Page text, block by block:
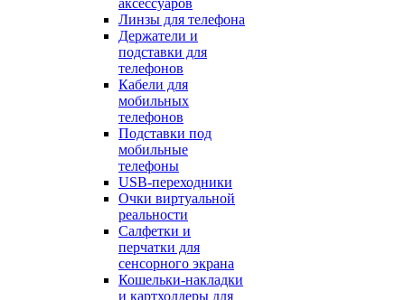
аксессуаров
Линзы для телефона
Держатели и
подставки для
телефонов
Кабели для
мобильных
телефонов
Подставки под
мобильные
телефоны
USB-переходники
Очки виртуальной
реальности
Салфетки и
перчатки для
сенсорного экрана
Кошельки-накладки
и картхолдеры для